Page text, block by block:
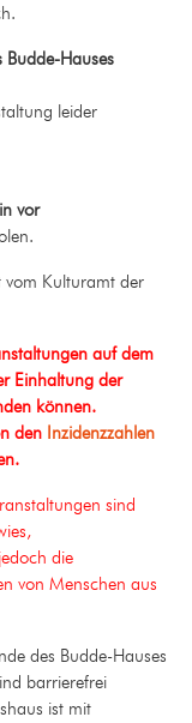
Budde-Hauses
leider
vor
vom Kulturamt der
auf dem
Einhaltung der
können.
den Inzidenzzahlen
sind
die
von Menschen aus
des Budde-Hauses
barrierefrei
ist mit